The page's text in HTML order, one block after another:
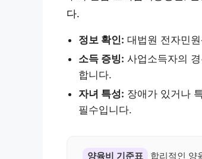
다.
정보 확인: 대법원 전자민
소득 증빙: 사업소득자의
합니다.
자녀 특성: 장애가 있거나
필수입니다.
양육비 기준표 합리적인 양